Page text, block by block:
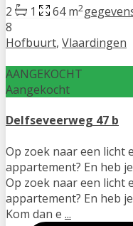
2 1 64 m2
8
Hofbuurt, Vlaardingen
AANGEKOCHT
Aangekocht
Delfseveerweg 47 b
Op zoek naar een licht
appartement? En heb
Op zoek naar een licht
appartement? En heb
Kom dan e ...